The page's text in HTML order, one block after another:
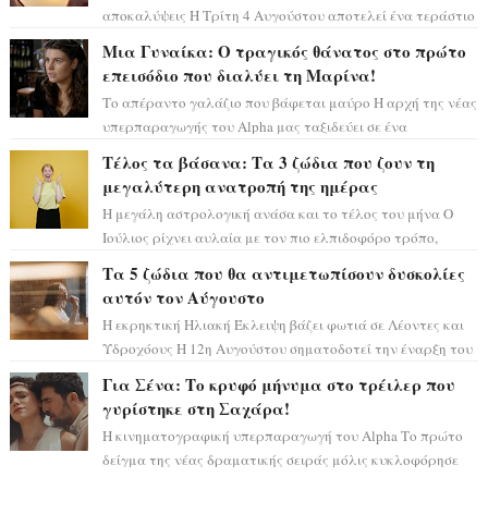
αποκαλύψεις Η Τρίτη 4 Αυγούστου αποτελεί ένα τεράστιο
Μια Γυναίκα: Ο τραγικός θάνατος στο πρώτο
επεισόδιο που διαλύει τη Μαρίνα!
Το απέραντο γαλάζιο που βάφεται μαύρο Η αρχή της νέας
υπερπαραγωγής του Alpha μας ταξιδεύει σε ένα
Τέλος τα βάσανα: Τα 3 ζώδια που ζουν τη
μεγαλύτερη ανατροπή της ημέρας
Η μεγάλη αστρολογική ανάσα και το τέλος του μήνα Ο
Ιούλιος ρίχνει αυλαία με τον πιο ελπιδοφόρο τρόπο,
Τα 5 ζώδια που θα αντιμετωπίσουν δυσκολίες
αυτόν τον Αύγουστο
Η εκρηκτική Ηλιακή Έκλειψη βάζει φωτιά σε Λέοντες και
Υδροχόους Η 12η Αυγούστου σηματοδοτεί την έναρξη του
Για Σένα: Το κρυφό μήνυμα στο τρέιλερ που
γυρίστηκε στη Σαχάρα!
Η κινηματογραφική υπερπαραγωγή του Alpha Το πρώτο
δείγμα της νέας δραματικής σειράς μόλις κυκλοφόρησε